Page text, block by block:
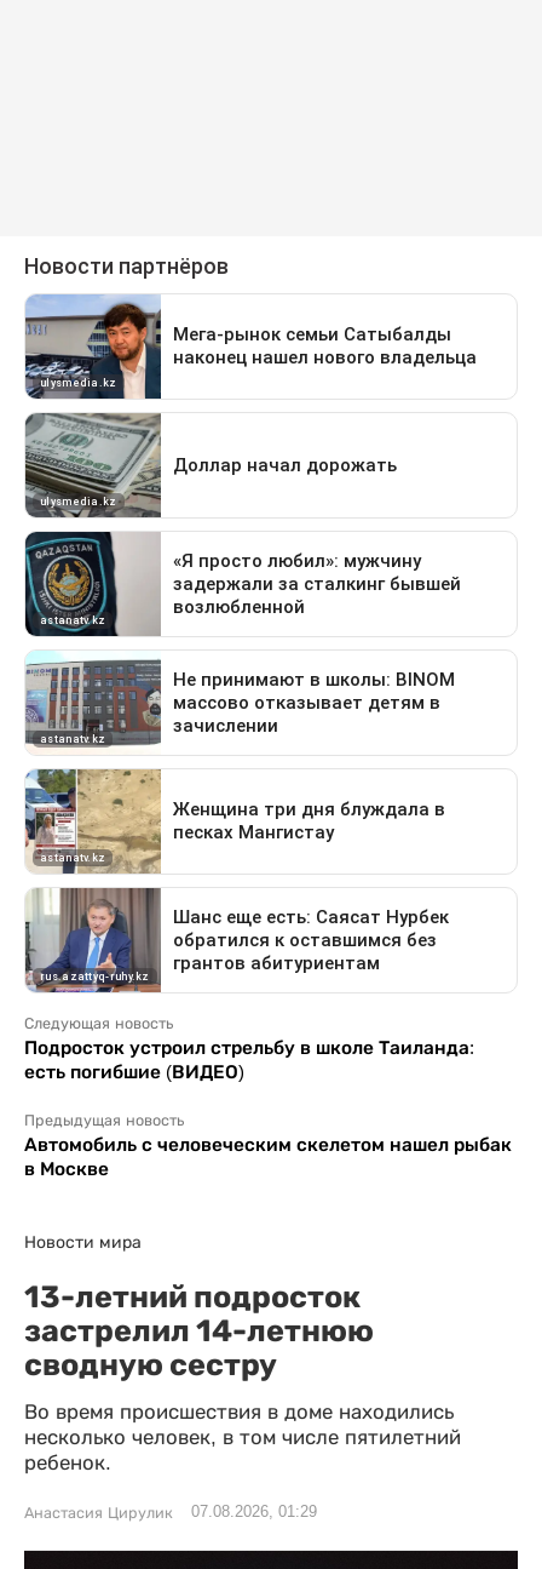
Следующая новость
Подросток устроил стрельбу в школе Таиланда:
есть погибшие (ВИДЕО)
Предыдущая новость
Автомобиль с человеческим скелетом нашел рыбак
в Москве
Новости мира
13-летний подросток
застрелил 14-летнюю
сводную сестру
Во время происшествия в доме находились
несколько человек, в том числе пятилетний
ребенок.
Анастасия Цирулик 07.08.2026, 01:29